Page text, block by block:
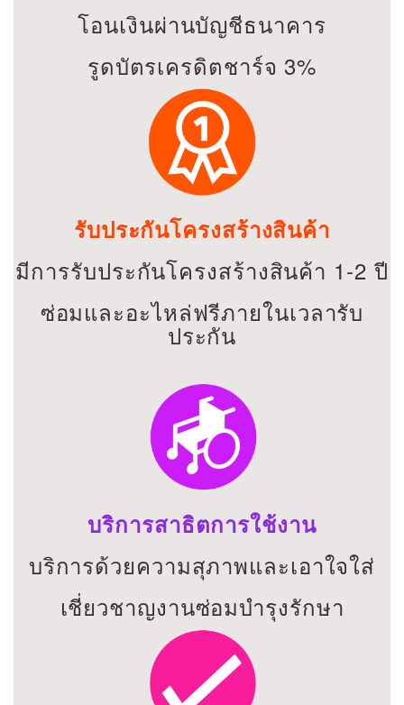
โอนเงินผ่านบัญชีธนาคาร
รูดบัตรเครดิตชาร์จ 3%
รับประกันโครงสร้างสินค้า
มีการรับประกันโครงสร้างสินค้า 1-2 ปี
ซ่อมและอะไหล่ฟรีภายในเวลารับ
ประกัน
บริการสาธิตการใช้งาน
บริการด้วยความสุภาพและเอาใจใส่
เชี่ยวชาญงานซ่อมบำรุงรักษา